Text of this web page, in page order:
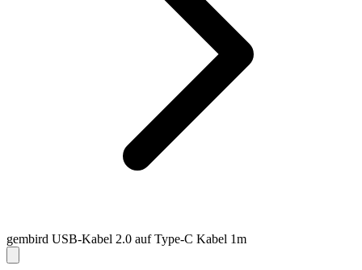
gembird USB-Kabel 2.0 auf Type-C Kabel 1m